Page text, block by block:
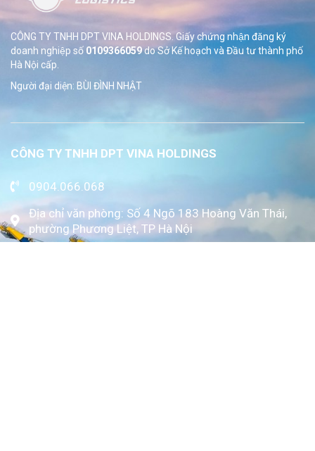
CÔNG TY TNHH DPT VINA HOLDINGS. Giấy chứng nhận đăng ký
doanh nghiệp số 0109366059do SởKế hoạch và Đầu tư thành phố
Hà Nội cấp.
Người đại diện: BÙI ĐÌNH NHẬT
CÔNG TY TNHH DPT VINA HOLDINGS
0904.066.068
Địa chỉ văn phòng: Số 4 Ngõ 183 Hoàng Văn Thái,
phường Phương Liệt, TP Hà Nội